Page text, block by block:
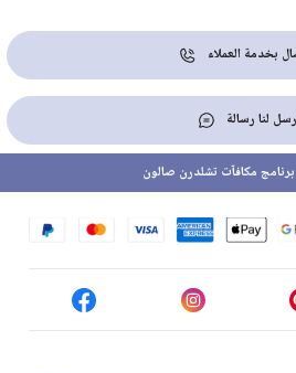
بخدمة العملاء
لنا رسالة
برنامج مكافآت تشلدرن صالون